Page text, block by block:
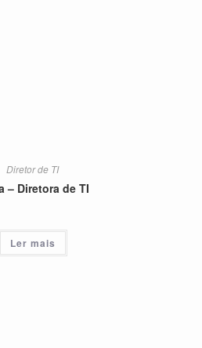
Diretor de TI
– Diretora de TI
Ler mais